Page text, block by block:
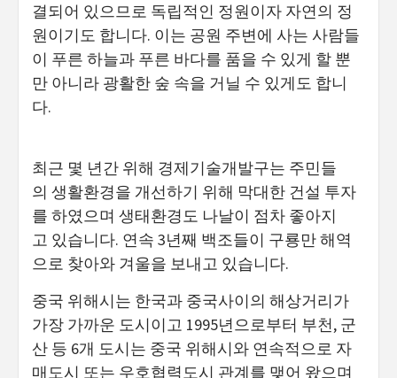
결되어 있으므로 독립적인 정원이자 자연의 정
원이기도 합니다. 이는 공원 주변에 사는 사람들
이 푸른 하늘과 푸른 바다를 품을 수 있게 할 뿐
만 아니라 광활한 숲 속을 거닐 수 있게도 합니
다.
최근 몇 년간 위해 경제기술개발구는 주민들
의 생활환경을 개선하기 위해 막대한 건설 투자
를 하였으며 생태환경도 나날이 점차 좋아지
고 있습니다. 연속 3년째 백조들이 구룡만 해역
으로 찾아와 겨울을 보내고 있습니다.
중국 위해시는 한국과 중국사이의 해상거리가
가장 가까운 도시이고 1995년으로부터 부천, 군
산 등 6개 도시는 중국 위해시와 연속적으로 자
매도시 또는 우호협력도시 관계를 맺어 왔으며